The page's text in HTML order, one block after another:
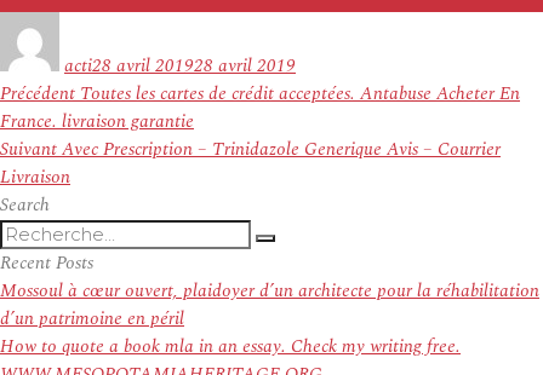
actile
28 avril 201928 avril 2019
Navigation
de
l’article
Précédent Article
précédent :
Toutes les cartes de crédit acceptées. Antabuse Acheter En
France. livraison garantie
SuivantArticle
suivant :
Avec Prescription – Trinidazole Generique Avis – Courrier
Livraison
Search
Recherche
pour
:
Recherche
Recent Posts
Mossoul à cœur ouvert, plaidoyer d’un architecte pour la réhabilitation
d’un patrimoine en péril
How to quote a book mla in an essay. Check my writing free.